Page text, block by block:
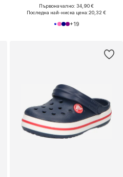
Първоначално: 34,90 €
Последна най-ниска цена:20,32 €
+19